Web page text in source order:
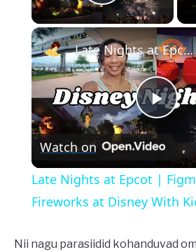
Play
Late Nights at Epcot | Figment & Fireworks at Disney With Kids
Watch on
Late Nights at Epcot |
Fireworks at Disney With
Nii nagu parasiidid kohanduvad